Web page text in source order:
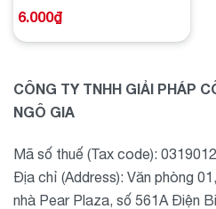
Được
xếp
0
6.000₫
CÔNG TY TNHH GIẢI PHÁP
NGÔ GIA
Mã số thuế (Tax code):
Địa chỉ (Address): Văn phòng
nhà Pear Plaza, số 561A Điện